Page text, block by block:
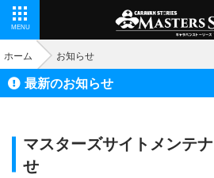
MENU
ホーム お知らせ
最新のお知らせ
マスターズサイトメンテ
せ